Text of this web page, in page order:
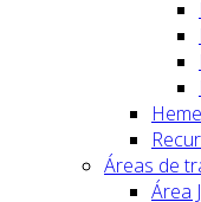
Áreas de
Área